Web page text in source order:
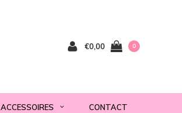
€0,00 0
ACCESSOIRES CONTACT